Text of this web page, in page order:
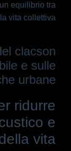
equilibrio tra
vita collettiva.
clacson
e sulle
urbane
ridurre
e
vita